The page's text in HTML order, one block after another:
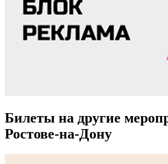
Билеты на другие
Ростове-на-Дону